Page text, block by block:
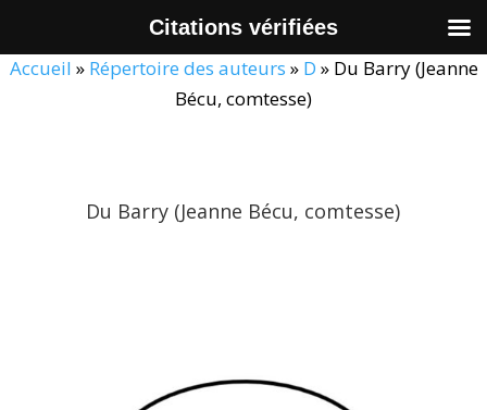
Accueil » Répertoire des auteurs » D » Du Barry (Jeanne
Bécu, comtesse)
Du Barry (Jeanne Bécu, comtesse)
Citations vérifiées